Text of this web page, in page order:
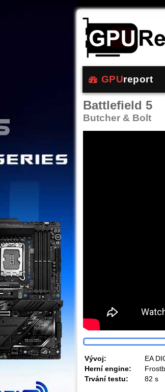
GPUreport
Battlefield 5
Butcher & Bolt
Vývoj: EA
Herní engine:
Trvání testu:
82 s